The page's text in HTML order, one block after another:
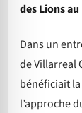
des Lions
Dans un
de Villarreal
bénéficiait
l’approche